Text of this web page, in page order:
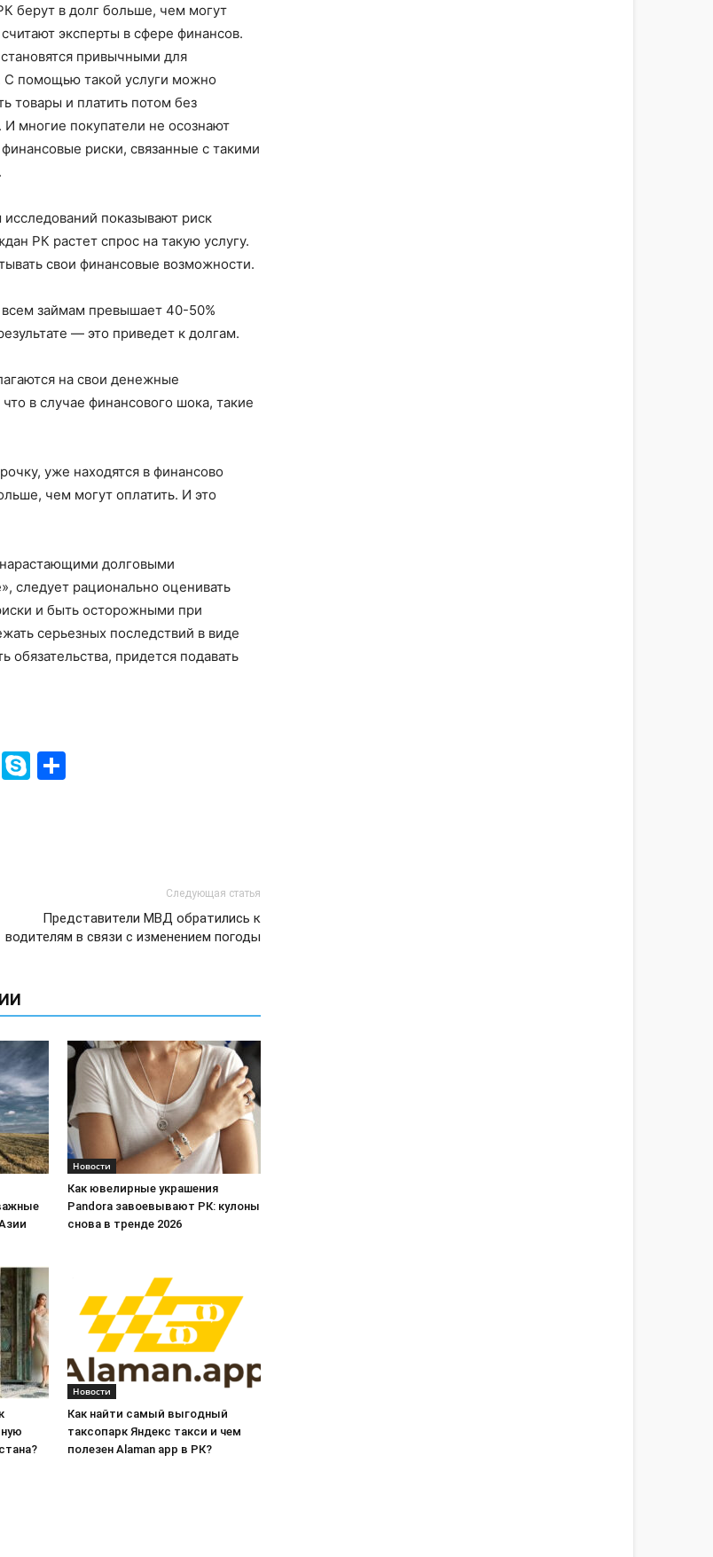
берут в долг больше, чем могут
считают эксперты в сфере финансов.
привычными для
С помощью такой услуги можно
товары и платить потом без
И многие покупатели не осознают
риски, связанные с такими
исследований показывают риск
РК растет спрос на такую услугу.
свои финансовые возможности.
займам превышает 40-50%
— это приведет к долгам.
на свои денежные
в случае финансового шока, такие
уже находятся в финансово
чем могут оплатить. И это
нарастающими долговыми
следует рационально оценивать
и быть осторожными при
серьезных последствий в виде
придется подавать
Messenger
Skype
Следующая статья
Представители МВД обратились к
водителям в связи с изменением погоды
Новости
Как ювелирные украшения
Pandora завоевывают РК: кулоны
снова в тренде 2026
Новости
Как найти самый выгодный
таксопарк Яндекс такси и чем
полезен Alaman app в РК?